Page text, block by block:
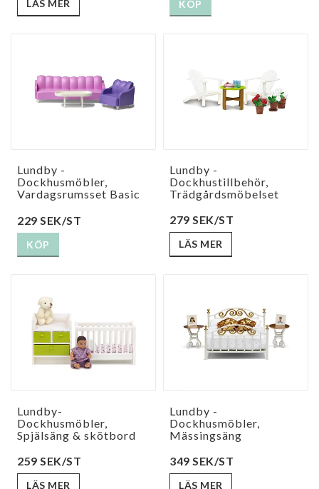
LÄS MER KÖP
Lundby -
Dockhusmöbler,
Vardagsrumsset Basic
229 SEK/ST
KÖP
Lundby -
Dockhustillbehör,
Trädgårdsmöbelset
279 SEK/ST
LÄS MER
Lundby-
Dockhusmöbler,
Spjälsäng & skötbord
259 SEK/ST
LÄS MER
Lundby -
Dockhusmöbler,
Mässingsäng
349 SEK/ST
LÄS MER